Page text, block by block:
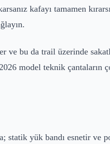
kafayı tamamen
ve bu da trail üzerinde
model teknik çantaların
statik yük bandı esnetir ve